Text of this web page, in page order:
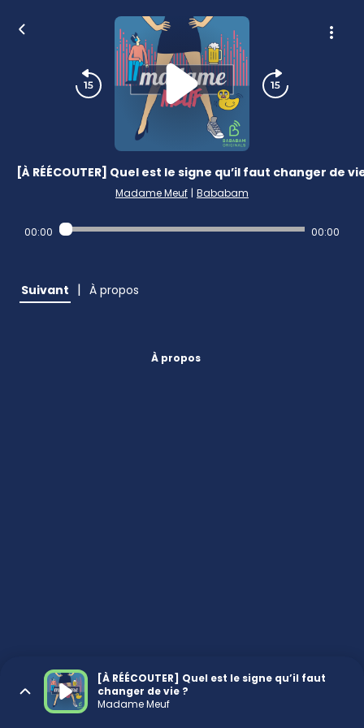
[À RÉÉCOUTER] Quel est le signe qu’il faut changer de
Madame Meuf | Bababam
00:00 00:00
Suivant | À propos
À propos
[À RÉÉCOUTER] Quel est le signe qu’il faut
changer de vie ?
Madame Meuf